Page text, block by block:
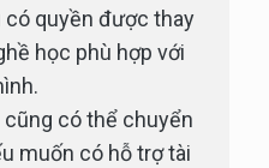
có quyền được thay
học phù hợp với
có thể chuyển
muốn có hỗ trợ tài